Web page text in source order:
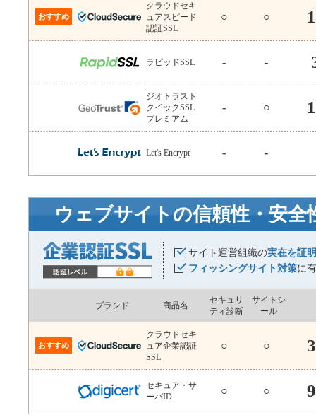
おすすめ
クラウドセキ
ュアスピード
認証SSL
○ ○
ラピッドSSL - -
ジオトラスト
クイックSSL
プレミアム
- ○
Let's Encrypt - -
ウェブサイトの信頼性・安全
サイト運営組織の実在を証明
フィッシングサイト対策に
ブランド 商品名
セキュリ
ティ診断
サイトシ
ール
おすすめ
クラウドセキ
ュア企業認証
SSL
○ ○
セキュア・サ
ーバID
○ ○